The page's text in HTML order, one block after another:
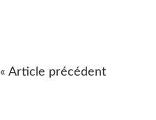
« Article précédent